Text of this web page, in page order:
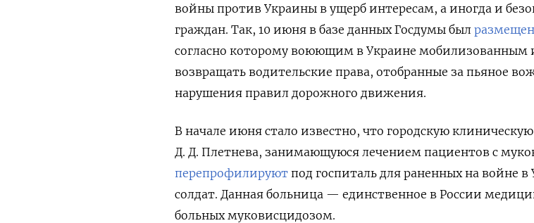
войны против Украины в ущерб интересам, а иногда и
граждан. Так, 10 июня в базе данных Госдумы был размещен
согласно которому воюющим в Украине мобилизованным
возвращать водительские права, отобранные за пьяное
нарушения правил дорожного движения.
В начале июня стало известно, что городскую
Д. Д. Плетнева, занимающуюся лечением пациентов с
перепрофилируют под госпиталь для раненных на войне в
солдат. Данная больница — единственное в России
больных муковисцидозом.